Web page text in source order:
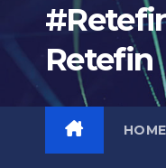
Retefin
HOME